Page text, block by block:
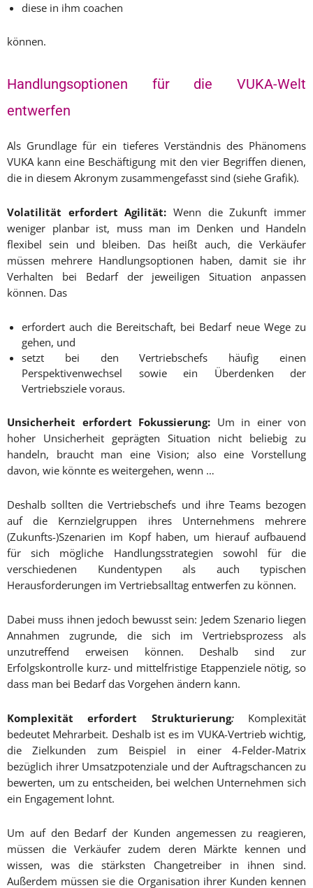
diese in ihm coachen
können.
Handlungsoptionen für die VUKA-Welt
entwerfen
Als Grundlage für ein tieferes Verständnis des Phänomens
VUKA kann eine Beschäftigung mit den vier Begriffen dienen,
die in diesem Akronym zusammengefasst sind (siehe Grafik).
Volatilität erfordert Agilität: Wenn die Zukunft immer
weniger planbar ist, muss man im Denken und Handeln
flexibel sein und bleiben. Das heißt auch, die Verkäufer
müssen mehrere Handlungsoptionen haben, damit sie ihr
Verhalten bei Bedarf der jeweiligen Situation anpassen
können. Das
erfordert auch die Bereitschaft, bei Bedarf neue Wege zu
gehen, und
setzt bei den Vertriebschefs häufig einen
Perspektivenwechsel sowie ein Überdenken der
Vertriebsziele voraus.
Unsicherheit erfordert Fokussierung: Um in einer von
hoher Unsicherheit geprägten Situation nicht beliebig zu
handeln, braucht man eine Vision; also eine Vorstellung
davon, wie könnte es weitergehen, wenn …
Deshalb sollten die Vertriebschefs und ihre Teams bezogen
auf die Kernzielgruppen ihres Unternehmens mehrere
(Zukunfts-)Szenarien im Kopf haben, um hierauf aufbauend
für sich mögliche Handlungsstrategien sowohl für die
verschiedenen Kundentypen als auch typischen
Herausforderungen im Vertriebsalltag entwerfen zu können.
Dabei muss ihnen jedoch bewusst sein: Jedem Szenario liegen
Annahmen zugrunde, die sich im Vertriebsprozess als
unzutreffend erweisen können. Deshalb sind zur
Erfolgskontrolle kurz- und mittelfristige Etappenziele nötig, so
dass man bei Bedarf das Vorgehen ändern kann.
Komplexität erfordert Strukturierung: Komplexität
bedeutet Mehrarbeit. Deshalb ist es im VUKA-Vertrieb wichtig,
die Zielkunden zum Beispiel in einer 4-Felder-Matrix
bezüglich ihrer Umsatzpotenziale und der Auftragschancen zu
bewerten, um zu entscheiden, bei welchen Unternehmen sich
ein Engagement lohnt.
Um auf den Bedarf der Kunden angemessen zu reagieren,
müssen die Verkäufer zudem deren Märkte kennen und
wissen, was die stärksten Changetreiber in ihnen sind.
Außerdem müssen sie die Organisation ihrer Kunden kennen